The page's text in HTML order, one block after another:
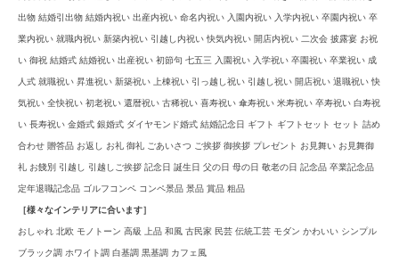
出物 結婚引出物 結婚内祝い 出産内祝い 命名内祝い 入園内祝い 入学内祝い 卒園内祝い 卒
業内祝い 就職内祝い 新築内祝い 引越し内祝い 快気内祝い 開店内祝い 二次会 披露宴 お祝
い 御祝 結婚式 結婚祝い 出産祝い 初節句 七五三 入園祝い 入学祝い 卒園祝い 卒業祝い 成
人式 就職祝い 昇進祝い 新築祝い 上棟祝い 引っ越し祝い 引越し祝い 開店祝い 退職祝い 快
気祝い 全快祝い 初老祝い 還暦祝い 古稀祝い 喜寿祝い 傘寿祝い 米寿祝い 卒寿祝い 白寿祝
い 長寿祝い 金婚式 銀婚式 ダイヤモンド婚式 結婚記念日 ギフト ギフトセット セット 詰め
合わせ 贈答品 お返し お礼 御礼 ごあいさつ ご挨拶 御挨拶 プレゼント お見舞い お見舞御
礼 お餞別 引越し 引越しご挨拶 記念日 誕生日 父の日 母の日 敬老の日 記念品 卒業記念品
定年退職記念品 ゴルフコンペ コンペ景品 景品 賞品 粗品
［様々なインテリアに合います］
おしゃれ 北欧 モノトーン 高級 上品 和風 古民家 民芸 伝統工芸 モダン かわいい シンプル
ブラック調 ホワイト調 白基調 黒基調 カフェ風